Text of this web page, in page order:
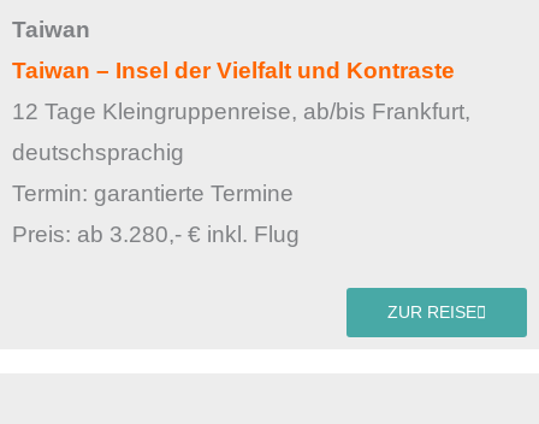
Taiwan
Taiwan – Insel der Vielfalt und Kontraste
12 Tage Kleingruppenreise, ab/bis Frankfurt,
deutschsprachig
Termin: garantierte Termine
Preis: ab 3.280,- € inkl. Flug
ZUR REISE